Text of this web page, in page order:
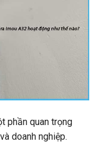
phần quan trọng
doanh nghiệp.